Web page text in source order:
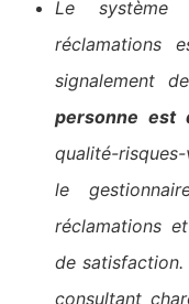
Le
réclamations
signalement
personne est
qualité-
le
réclamations
de
consultant